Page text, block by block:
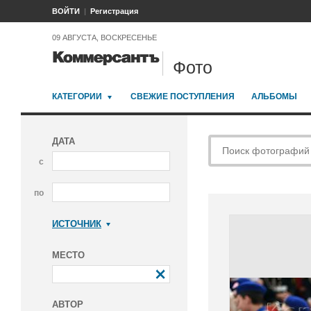
ВОЙТИ Регистрация
09 АВГУСТА, ВОСКРЕСЕНЬЕ
Фото
КАТЕГОРИИ СВЕЖИЕ ПОСТУПЛЕНИЯ АЛЬБОМЫ
ДАТА
с
по
ИСТОЧНИК
МЕСТО
АВТОР